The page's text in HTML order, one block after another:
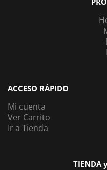
ACCESO RÁPIDO
Mi cuenta
Ver Carrito
Ir a Tienda
TIENDA